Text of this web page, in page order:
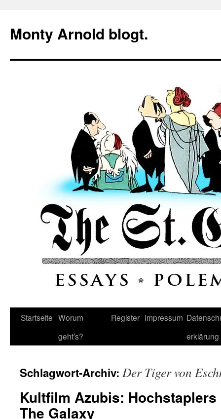
springen
Monty Arnold blogt.
Startseite Worum
geht’s?
Register Impressum
erklärung
Schlagwort-Archiv: Der Tiger von
Kultfilm Azubis:
The Galaxy